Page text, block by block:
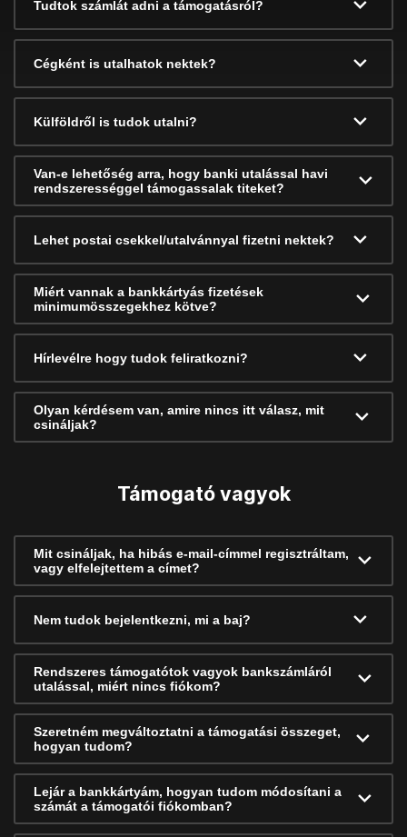
Tudtok számlát adni a támogatásról?
Cégként is utalhatok nektek?
Külföldről is tudok utalni?
Van-e lehetőség arra, hogy banki utalással havi
rendszerességgel támogassalak titeket?
Lehet postai csekkel/utalvánnyal fizetni nektek?
Miért vannak a bankkártyás fizetések
minimumösszegekhez kötve?
Hírlevélre hogy tudok feliratkozni?
Olyan kérdésem van, amire nincs itt válasz, mit
csináljak?
Támogató vagyok
Mit csináljak, ha hibás e-mail-címmel regisztráltam,
vagy elfelejtettem a címet?
Nem tudok bejelentkezni, mi a baj?
Rendszeres támogatótok vagyok bankszámláról
utalással, miért nincs fiókom?
Szeretném megváltoztatni a támogatási összeget,
hogyan tudom?
Lejár a bankkártyám, hogyan tudom módosítani a
számát a támogatói fiókomban?